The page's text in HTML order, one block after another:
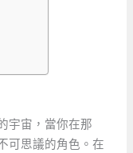
宇宙，當你在那
可思議的角色。在